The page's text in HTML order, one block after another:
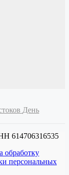
День
614706316535
обработку
персональных